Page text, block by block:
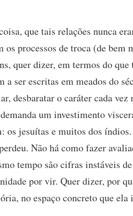
que tais relações nunca
processos de troca (de
quer dizer, em termos do
a ser escritas em meados do
desbaratar o caráter cada
um investimento
os jesuítas e muitos dos
Não há como fazer
tempo são cifras instáveis
por vir. Quer dizer, por
no espaço concreto que